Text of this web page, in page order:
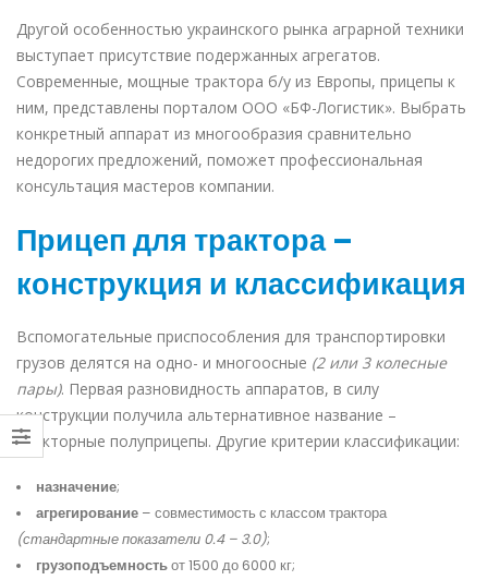
Другой особенностью украинского рынка аграрной техники
выступает присутствие подержанных агрегатов.
Современные, мощные трактора б/у из Европы, прицепы к
ним, представлены порталом ООО «БФ-Логистик». Выбрать
конкретный аппарат из многообразия сравнительно
недорогих предложений, поможет профессиональная
консультация мастеров компании.
Прицеп для трактора –
конструкция и классификация
Вспомогательные приспособления для транспортировки
грузов делятся на одно- и многоосные (2 или 3 колесные
пары). Первая разновидность аппаратов, в силу
конструкции получила альтернативное название –
тракторные полуприцепы. Другие критерии классификации:
назначение;
агрегирование– совместимость с классом трактора
(стандартные показатели 0.4 – 3.0);
грузоподъемностьот 1500 до 6000 кг;